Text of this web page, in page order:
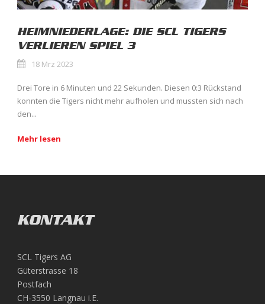
HEIMNIEDERLAGE: DIE SCL TIGERS
VERLIEREN SPIEL 3
18 Mrz 2023
Drei Tore in 6 Minuten und 22 Sekunden. Diesen 0:3 Rückstand
konnten die Tigers nicht mehr aufholen und mussten sich nach
den...
Mehr lesen
KONTAKT
SCL Tigers AG
Güterstrasse 18
Postfach
CH-3550 Langnau i.E.